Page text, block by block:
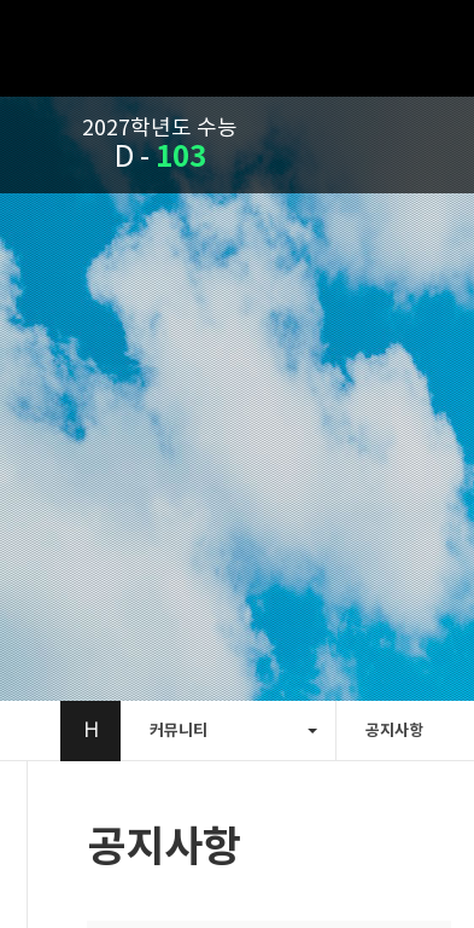
2027학년도 수능
D -103
H 커뮤니티 공지사항
공지사항